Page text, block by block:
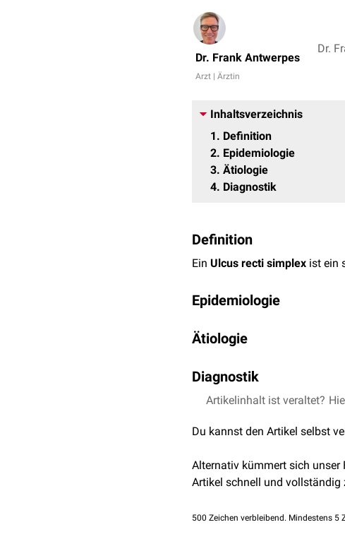
Dr. Frank Antwerpes
Arzt | Ärztin
Dr.
Inhaltsverzeichnis
1
Definition
2 Epidemiologie
3 Ätiologie
4 Diagnostik
Definition
Ein Ulcus recti simplex ist ein
Epidemiologie
Ätiologie
mechanische Faktoren bei
Diagnostik
Rektoskopie
Artikelinhalt ist veraltet?
Du kannst den Artikel selbst
Alternativ kümmert sich unser
Artikel schnell und vollständig
500 Zeichen verbleibend. Mindestens 5